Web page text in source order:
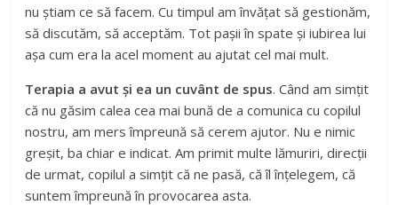
nu știam ce să facem. Cu timpul am învățat să gestionăm,
să discutăm, să acceptăm. Tot pașii în spate și iubirea lui
așa cum era la acel moment au ajutat cel mai mult.
Terapia a avut și ea un cuvânt de spus. Când am simțit
că nu găsim calea cea mai bună de a comunica cu copilul
nostru, am mers împreună să cerem ajutor. Nu e nimic
greșit, ba chiar e indicat. Am primit multe lămuriri, direcții
de urmat, copilul a simțit că ne pasă, că îl înțelegem, că
suntem împreună în provocarea asta.